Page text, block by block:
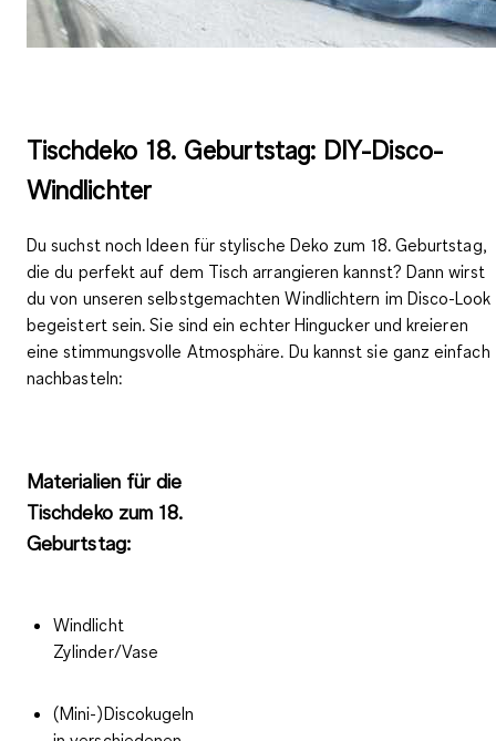
Tischdeko 18. Geburtstag: DIY-Disco-
Windlichter
Du suchst noch Ideen für stylische Deko zum 18. Geburtstag,
die du perfekt auf dem Tisch arrangieren kannst? Dann wirst
du von unseren selbstgemachten Windlichtern im Disco-Look
begeistert sein. Sie sind ein echter Hingucker und kreieren
einestimmungsvolle Atmosphäre. Du kannst sie ganz einfach
nachbasteln:
Materialien für die
Tischdeko zum 18.
Geburtstag:
Windlicht
Zylinder/Vase
(Mini-)Discokugeln